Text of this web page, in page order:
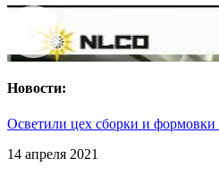
Новости:
Осветили цех сборки и формовки
14 апреля 2021